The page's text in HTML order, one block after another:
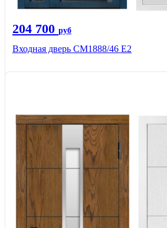
204 700 руб
Входная дверь СМ1888/46 Е2